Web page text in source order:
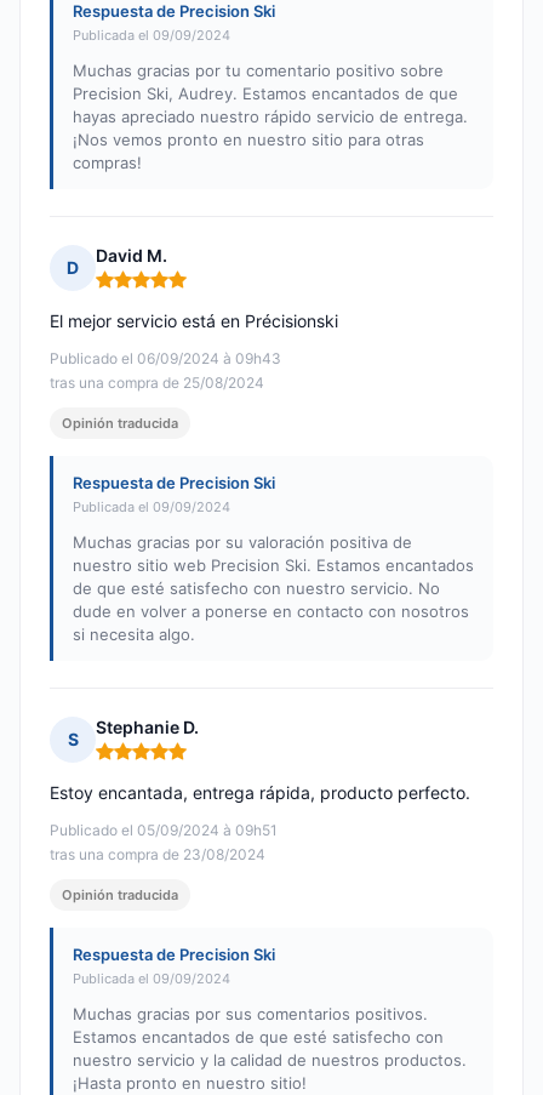
Respuesta de Precision Ski
Publicada el 09/09/2024
Muchas gracias por tu comentario positivo sobre
Precision Ski, Audrey. Estamos encantados de que
hayas apreciado nuestro rápido servicio de entrega.
¡Nos vemos pronto en nuestro sitio para otras
compras!
D
David M.
Nota: 5 de 5
Publicado el 06/09/2024 à 09h43
tras una compra de 25/08/2024
El mejor servicio está en Précisionski
Opinión traducida
Respuesta de Precision Ski
Publicada el 09/09/2024
Muchas gracias por su valoración positiva de
nuestro sitio web Precision Ski. Estamos encantados
de que esté satisfecho con nuestro servicio. No
dude en volver a ponerse en contacto con nosotros
si necesita algo.
S
Stephanie D.
Nota: 5 de 5
Publicado el 05/09/2024 à 09h51
tras una compra de 23/08/2024
Estoy encantada, entrega rápida, producto perfecto.
Opinión traducida
Respuesta de Precision Ski
Publicada el 09/09/2024
Muchas gracias por sus comentarios positivos.
Estamos encantados de que esté satisfecho con
nuestro servicio y la calidad de nuestros productos.
¡Hasta pronto en nuestro sitio!